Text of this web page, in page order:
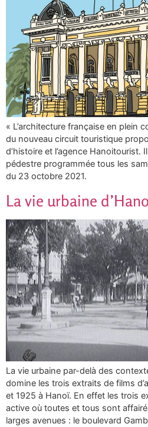
« L’architecture française en plein
du nouveau circuit touristique
d’histoire et l’agence Hanoitourist.
pédestre programmée tous les
du 23 octobre 2021.
La vie urbaine
La vie urbaine par-delà des
domine les trois extraits de films
et 1925 à Hanoï. En effet les trois
active où toutes et tous sont
larges avenues : le boulevard